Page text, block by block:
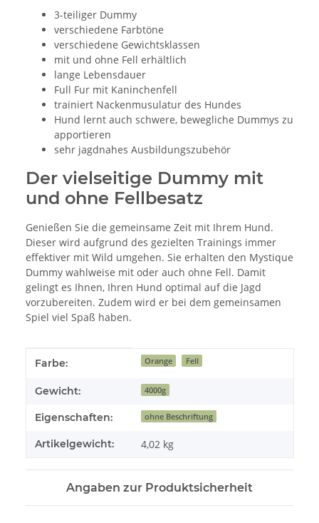
3-teiliger Dummy
verschiedene Farbtöne
verschiedene Gewichtsklassen
mit und ohne Fell erhältlich
lange Lebensdauer
Full Fur mit Kaninchenfell
trainiert Nackenmusulatur des Hundes
Hund lernt auch schwere, bewegliche Dummys zu
apportieren
sehr jagdnahes Ausbildungszubehör
Der vielseitige Dummy mit
und ohne Fellbesatz
Genießen Sie die gemeinsame Zeit mit Ihrem Hund.
Dieser wird aufgrund des gezielten Trainings immer
effektiver mit Wild umgehen. Sie erhalten den Mystique
Dummy wahlweise mit oder auch ohne Fell. Damit
gelingt es Ihnen, Ihren Hund optimal auf die Jagd
vorzubereiten. Zudem wird er bei dem gemeinsamen
Spiel viel Spaß haben.
Produkteigenschaft
Wert
Farbe: Orange Fell
Gewicht: 4000g
Eigenschaften: ohne Beschriftung
Artikelgewicht: 4,02 kg
Angaben zur Produktsicherheit